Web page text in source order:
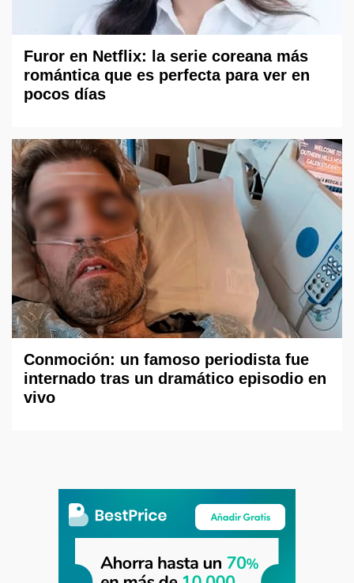
Furor en Netflix: la serie coreana más
romántica que es perfecta para ver en
pocos días
Conmoción: un famoso periodista fue
internado tras un dramático episodio en
vivo